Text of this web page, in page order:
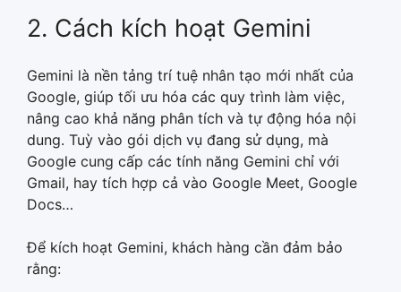
2. Cách kích hoạt Gemini
Gemini là nền tảng trí tuệ nhân tạo mới nhất của
Google, giúp tối ưu hóa các quy trình làm việc,
nâng cao khả năng phân tích và tự động hóa nội
dung. Tuỳ vào gói dịch vụ đang sử dụng, mà
Google cung cấp các tính năng Gemini chỉ với
Gmail, hay tích hợp cả vào Google Meet, Google
Docs…
Để kích hoạt Gemini, khách hàng cần đảm bảo
rằng: